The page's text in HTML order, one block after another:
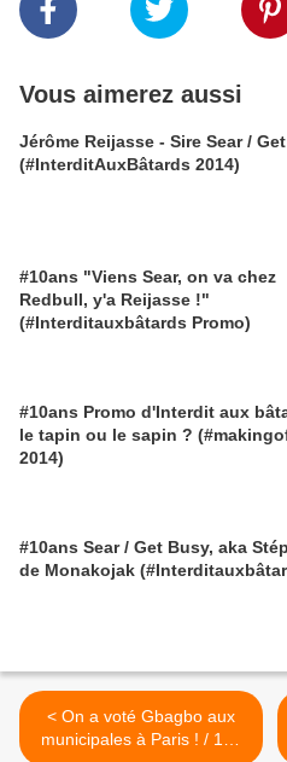
Vous aimerez aussi
Jérôme Reijasse - Sire Sear /
(#InterditAuxBâtards 2014)
#10ans "Viens Sear, on va chez
Redbull, y'a Reijasse !"
(#Interditauxbâtards Promo)
#10ans Promo d'Interdit aux
le tapin ou le sapin ?
2014)
#10ans Sear / Get Busy, aka
de Monakojak
< On a voté Gbagbo aux
municipales à Paris ! / 100